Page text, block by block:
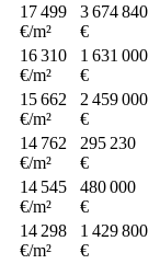
17 499
€/m²
3 674 840
€
16 310
€/m²
1 631 000
€
15 662
€/m²
2 459 000
€
14 762
€/m²
295 230
€
14 545
€/m²
480 000
€
14 298
€/m²
1 429 800
€